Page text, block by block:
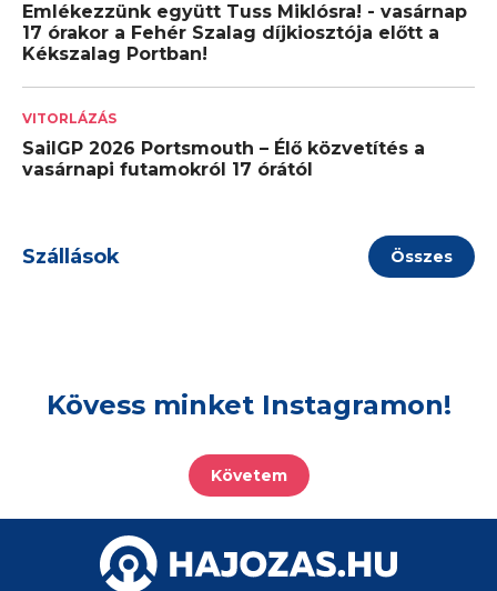
Emlékezzünk együtt Tuss Miklósra! - vasárnap
17 órakor a Fehér Szalag díjkiosztója előtt a
Kékszalag Portban!
VITORLÁZÁS
SailGP 2026 Portsmouth – Élő közvetítés a
vasárnapi futamokról 17 órától
Szállások Összes
Kövess minket Instagramon!
Követem